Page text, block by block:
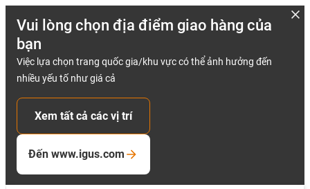
Vui lòng chọn địa điểm giao hàng của
bạn
Việc lựa chọn trang quốc gia/khu vực có thể ảnh hưởng đến
nhiều yếu tố như giá cả
Xem tất cả các vị trí
Đến www.igus.com